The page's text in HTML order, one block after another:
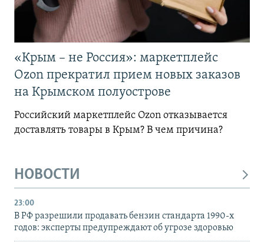
«Крым – не Россия»: маркетплейс
Ozon прекратил прием новых заказов
на Крымском полуострове
Российский маркетплейс Ozon отказывается
доставлять товары в Крым? В чем причина?
НОВОСТИ
23:00
В РФ разрешили продавать бензин стандарта 1990-х
годов: эксперты предупреждают об угрозе здоровью